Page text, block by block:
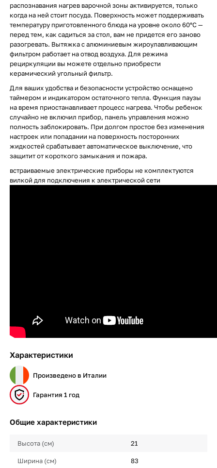
распознавания нагрев варочной зоны активируется, только
когда на ней стоит посуда. Поверхность может поддерживать
температуру приготовленного блюда на уровне около 60°С —
перед тем, как садиться за стол, вам не придется его заново
разогревать. Вытяжка с алюминиевым жироулавливающим
фильтром работает на отвод воздуха. Для режима
рециркуляции вы можете отдельно приобрести
керамический угольный фильтр.
Для ваших удобства и безопасности устройство оснащено
таймером и индикатором остаточного тепла. Функция паузы
на время приостанавливает процесс нагрева. Чтобы ребенок
случайно не включил прибор, панель управления можно
полность заблокировать. При долгом простое без изменения
настроек или попадании на поверхность посторонних
жидкостей срабатывает автоматическое выключение, что
защитит от короткого замыкания и пожара.
встраиваемые электрические приборы не комплектуются
вилкой для подключения к электрической сети
Характеристики
Произведено в Италии
Гарантия 1 год
Общие характеристики
Высота (см) 21
Ширина (см) 83